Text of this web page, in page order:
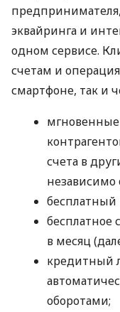
эквайринга и
одном сервисе.
счетам и
смартфоне, так и
счета в
бесплатный
бесплатное
в месяц
кредитный
оборотами;